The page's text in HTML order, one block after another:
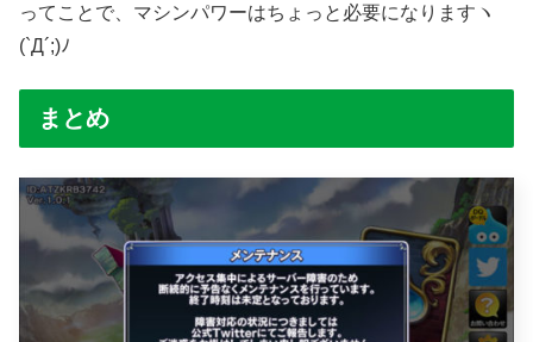
ってことで、マシンパワーはちょっと必要になりますヽ
(`Д´;)ﾉ
まとめ